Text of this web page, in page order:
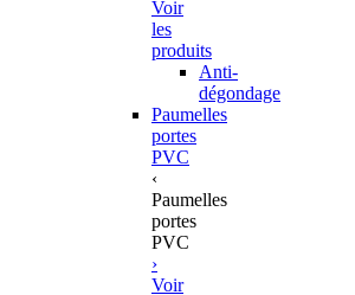
Voir
les
produits
Anti-
dégondage
Paumelles
portes
PVC
‹
Paumelles
portes
PVC
›
Voir